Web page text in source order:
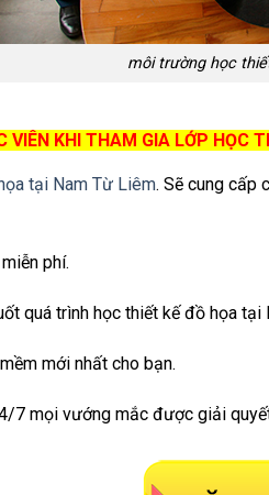
môi trường học
VIÊN KHI THAM GIA LỚP HỌC
tại Nam Từ Liêm. Sẽ cung cấp
phí.
quá trình học thiết kế đồ họa tại
mới nhất cho bạn.
7 mọi vướng mắc được giải